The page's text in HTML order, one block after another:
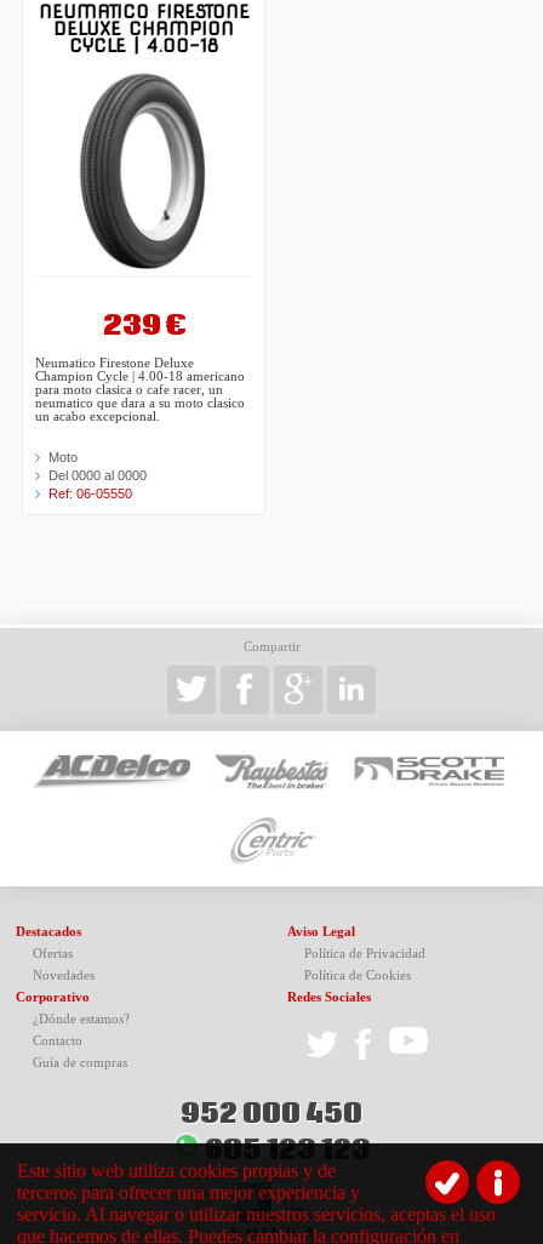
NEUMATICO FIRESTONE
DELUXE CHAMPION
CYCLE | 4.00-18
239 €
Neumatico Firestone Deluxe
Champion Cycle | 4.00-18 americano
para moto clasica o cafe racer, un
neumatico que dara a su moto clasico
un acabo excepcional.
Moto
Del 0000 al 0000
Ref: 06-05550
Compartir
Destacados
Ofertas
Novedades
Corporativo
¿Dónde estamos?
Contacto
Guía de compras
Aviso Legal
Política de Privacidad
Política de Cookies
Redes Sociales
952 000 450
605 123 123
Este sitio web utiliza cookies propias y de
terceros para ofrecer una mejor experiencia y
servicio. Al navegar o utilizar nuestros servicios, aceptas el uso
que hacemos de ellas. Puedes cambiar la configuración en